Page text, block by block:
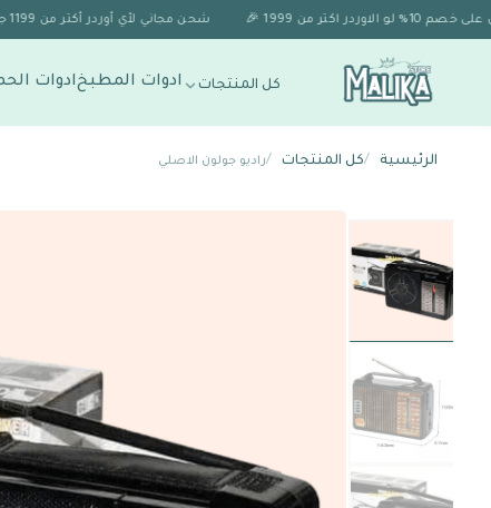
شحن مجاني لأي أوردر أكتر من 1199 جنيه 🚚✨
كل المنتجات ادوات المطبخادوات
الرئيسية /كل المنتجات /راديو جولون الاصلي